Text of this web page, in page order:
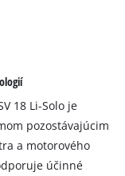
18 Li-Solo je
pozostávajúcim
a motorového
účinné